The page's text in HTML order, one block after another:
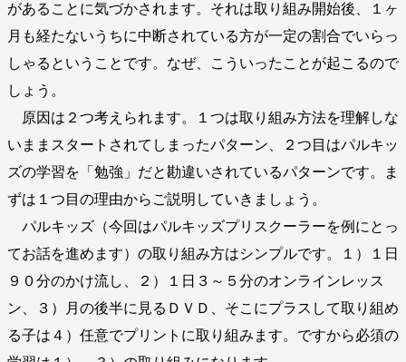
があることに気づかされます。それは取り組み開始後、１ヶ
月も経たないうちに中断されている方が一定の割合でいらっ
しゃるということです。なぜ、こういったことが起こるので
しょう。
原因は２つ考えられます。１つは取り組み方法を理解しな
いままスタートされてしまったパターン、２つ目はパルキッ
ズの学習を「勉強」だと勘違いされているパターンです。ま
ずは１つ目の理由からご説明していきましょう。
パルキッズ（今回はパルキッズプリスクーラーを例にとっ
てお話を進めます）の取り組み方はシンプルです。１）１日
９０分のかけ流し、２）１日３～５分のオンラインレッス
ン、３）月の後半に見るＤＶＤ、そこにプラスして取り組め
る子は４）任意でプリントに取り組みます。ですから必須の